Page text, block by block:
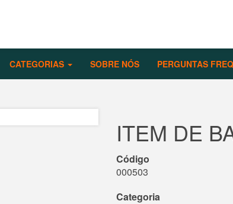
CATEGORIAS SOBRE NÓS PERGUNTAS
ITEM DE
Código
000503
Categoria